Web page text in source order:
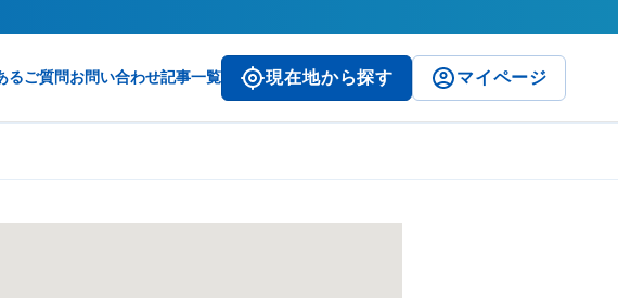
るご質問お問い合わせ記事一覧 現在地から探す マイページ